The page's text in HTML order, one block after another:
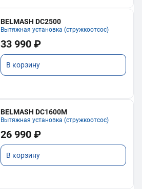
BELMASH DC2500
Вытяжная установка (стружкоотсос)
33 990 ₽
В корзину
BELMASH DC1600M
Вытяжная установка (стружкоотсос)
26 990 ₽
В корзину